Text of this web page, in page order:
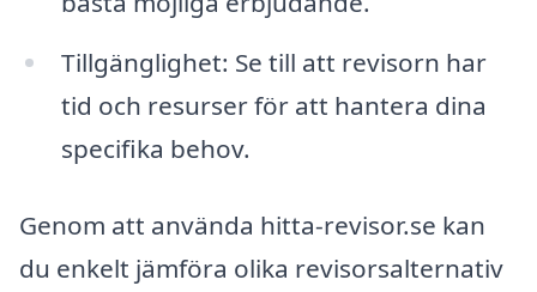
Tillgänglighet: Se till att revisorn har
tid och resurser för att hantera dina
specifika behov.
Genom att använda hitta-revisor.se kan
du enkelt jämföra olika revisorsalternativ